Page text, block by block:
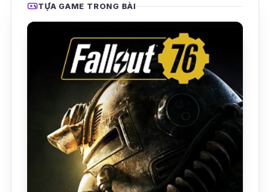
TỰA GAME TRONG BÀI